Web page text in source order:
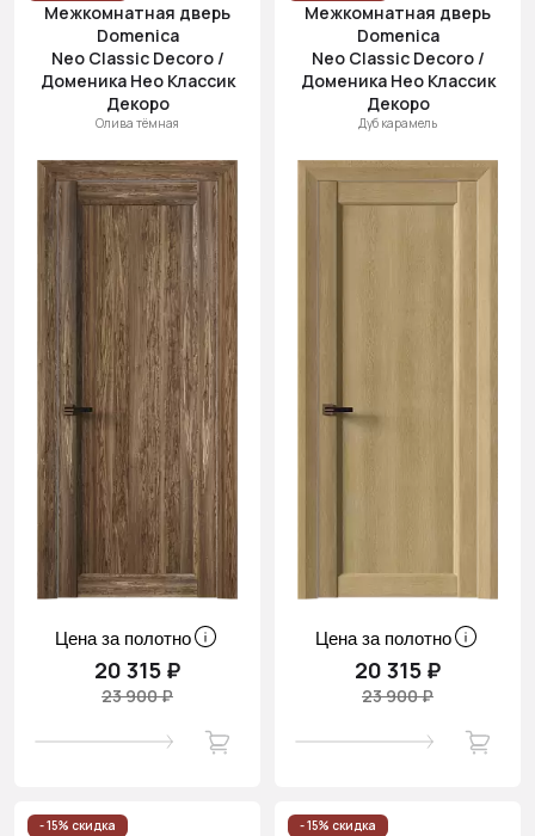
Межкомнатная дверь
Domenica
Neo Classic Decoro /
Доменика Нео Классик
Декоро
Олива тёмная
Цена за полотно
20 315 ₽
23 900 ₽
Межкомнатная дверь
Domenica
Neo Classic Decoro /
Доменика Нео Классик
Декоро
Дуб карамель
Цена за полотно
20 315 ₽
23 900 ₽
- 15% скидка - 15% скидка